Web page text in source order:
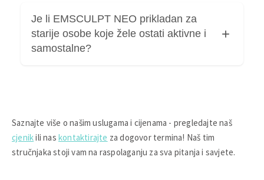
obično se preporučuje inicijalni ciklus od 4
tretmana u razmaku od 5-10 dana, također sve
ovisi o dobi, razini aktivnosti i životnim
Je li EMSCULPT NEO prikladan za
starije osobe koje žele ostati aktivne i
samostalne?
preporučuje se prethodni liječnički savjet.
Saznajte više o našim uslugama i cijenama - pregledajte naš
cjenikili naskontaktirajte za dogovor termina! Naš tim
stručnjaka stoji vam na raspolaganju za sva pitanja i savjete.